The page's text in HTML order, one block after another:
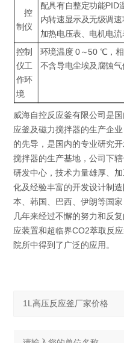
控
制仪
配具有自整定功能PID
内转速显示及无级调
加热电压表、电机电流
控制
仪工
作环
境
环境温度 0～50 ℃，
不含导电尘埃及腐蚀气
威海自控反应釜有限公司是
应釜及磁力搅拌器的生产企
的先导，是国内的专业研究
搅拌器的生产基地，公司下
研发中心，技术力量雄厚、
化及经验丰富的开发设计制
本、韩国、巴西、伊朗等国
几年来经过不懈的努力和反
应装置和超临界CO2萃取反
院所中得到了广泛的应用。